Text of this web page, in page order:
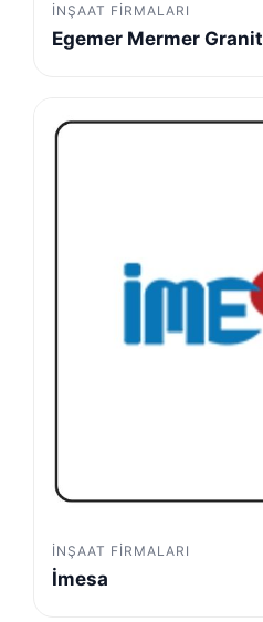
İNŞAAT FIRMALARI
Egemer Mermer Granit
İNŞAAT FIRMALARI
İmesa